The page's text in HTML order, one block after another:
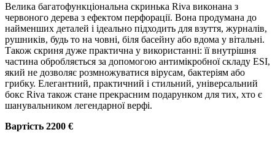
Велика багатофункціональна скринька Riva виконана з
червоного дерева з ефектом перфорації. Вона продумана до
найменших деталей і ідеально підходить для взуття, журналів,
рушників, будь то на човні, біля басейну або вдома у вітальні.
Також скриня дуже практична у використанні: її внутрішня
частина обробляється за допомогою антимікробної складу ESI,
який не дозволяє розмножуватися вірусам, бактеріям або
грибку. Елегантний, практичний і стильний, універсальний
бокс Riva також стане прекрасним подарунком для тих, хто є
шанувальником легендарної верфі.
Вартість 2200 €